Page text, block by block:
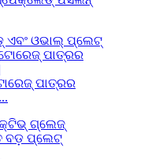
ପାତ୍ରର